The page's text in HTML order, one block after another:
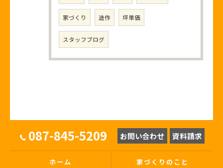
家づくり 造作 坪単価
スタッフブログ
087-845-5209 お問い合わせ 資料請求
ホーム 家づくりのこと